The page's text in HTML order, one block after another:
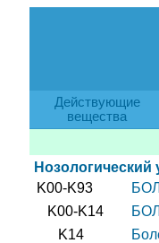
Действующие
вещества
Нозологический
K00-K93
K00-K14
K14